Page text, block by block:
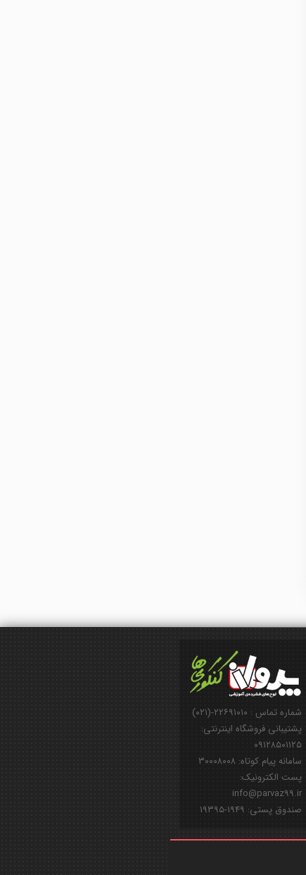
شماره تماس : ۲۲۶۹۱۰۱۰-(۰۲۱)
پشتیبانی فروشگاه اینترنتی:
۰۹۱۲۸۵۰۱۱۲۵
سامانه پیام کوتاه: ۳۰۰۰۸۰۰۸
پست الکترونیک:
info@parvaz99.ir
صندوق پستی: ۱۹۴۹-۱۹۳۹۵